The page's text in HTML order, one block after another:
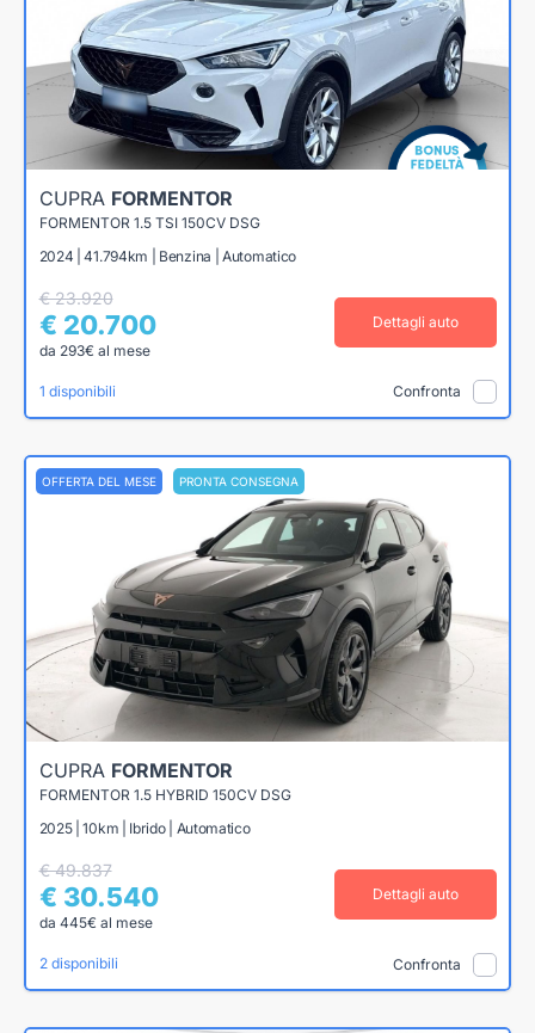
CUPRA FORMENTOR
FORMENTOR 1.5 TSI 150CV DSG
2024 | 41.794km | Benzina | Automatico
€ 23.920
€ 20.700
da 293€ al mese
Dettagli auto
1 disponibili Confronta
OFFERTA DEL MESE PRONTA CONSEGNA
CUPRA FORMENTOR
FORMENTOR 1.5 HYBRID 150CV DSG
2025 | 10km | Ibrido | Automatico
€ 49.837
€ 30.540
da 445€ al mese
Dettagli auto
2 disponibili Confronta